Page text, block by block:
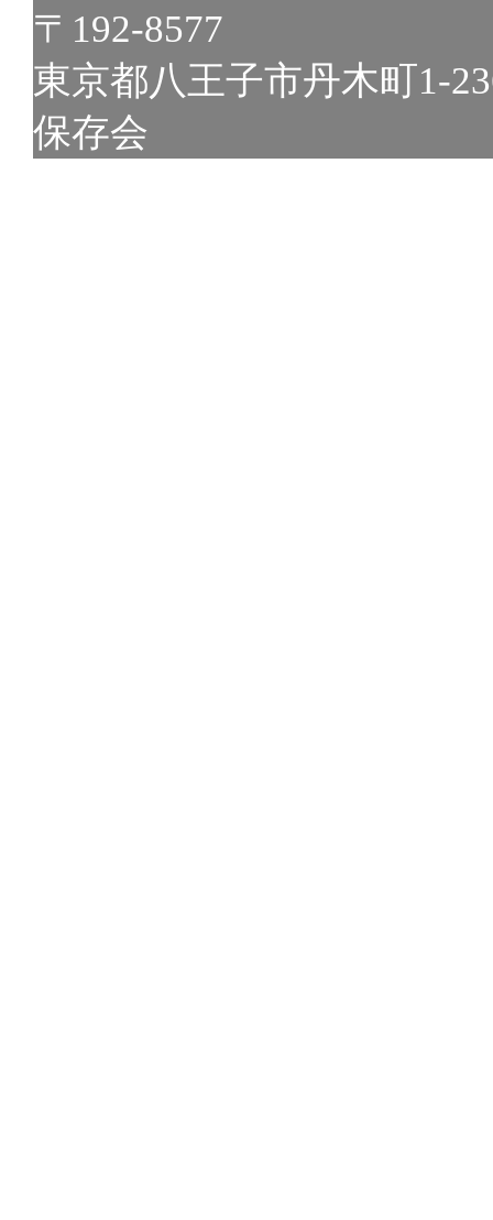
〒192-8577
東京都八王子市丹木町1-
保存会